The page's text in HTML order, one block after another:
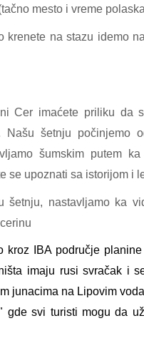
mesto i vreme
krenete na stazu idemo
Cer imaćete priliku da
Našu šetnju počinjemo
šumskim putem
se upoznati sa istorijom i
šetnju, nastavljamo ka
IBA područje
imaju rusi svračak i
junacima na Lipovim
gde svi turisti mogu da